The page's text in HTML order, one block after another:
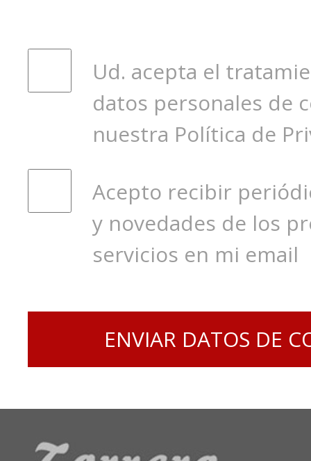
Ud. acepta el
datos personales de
nuestra Política de
Acepto recibir
y novedades de los
servicios en mi email
ENVIAR DATOS DE